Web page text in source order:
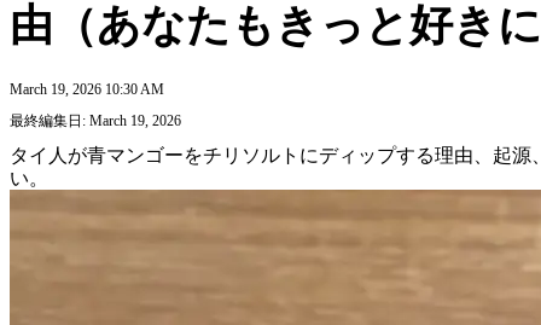
由（あなたもきっと好き
March 19, 2026 10:30 AM
最終編集日: March 19, 2026
タイ人が青マンゴーをチリソルトにディップする理由、起
い。